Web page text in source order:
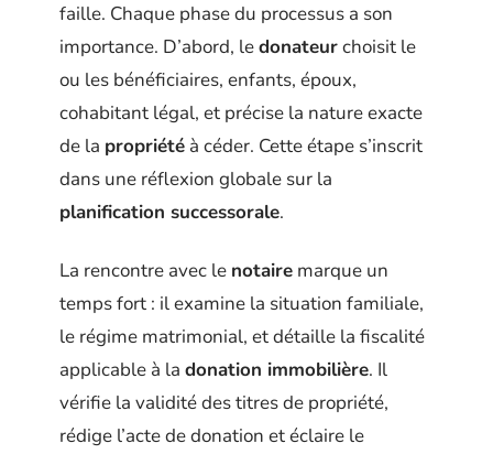
faille. Chaque phase du processus a son
importance. D’abord, ledonateurchoisit le
ou les bénéficiaires, enfants, époux,
cohabitant légal, et précise la nature exacte
de la propriété à céder. Cette étape s’inscrit
dans une réflexion globale sur la
planification successorale.
La rencontre avec le notaire marque un
temps fort : il examine la situation familiale,
le régime matrimonial, et détaille la fiscalité
applicable à la donation immobilière. Il
vérifie la validité des titres de propriété,
rédige l’acte de donation et éclaire le